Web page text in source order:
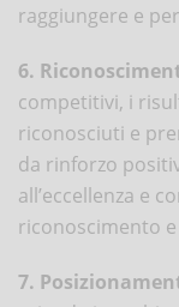
raggiungere e
6.
competitivi, i
riconosciuti e
da rinforzo
all’eccellenza e
riconoscimento
7.